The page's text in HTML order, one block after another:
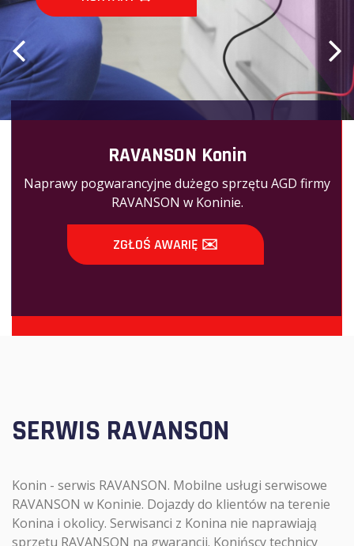
RAVANSON Konin
Naprawy pogwarancyjne dużego sprzętu AGD firmy
RAVANSON w Koninie.
ZGŁOŚ AWARIĘ ✉️
SERWIS RAVANSON
Konin - serwis RAVANSON. Mobilne usługi serwisowe
RAVANSON w Koninie. Dojazdy do klientów na terenie
Konina i okolicy. Serwisanci z Konina nie naprawiają
sprzętu RAVANSON na gwarancji. Konińscy technicy